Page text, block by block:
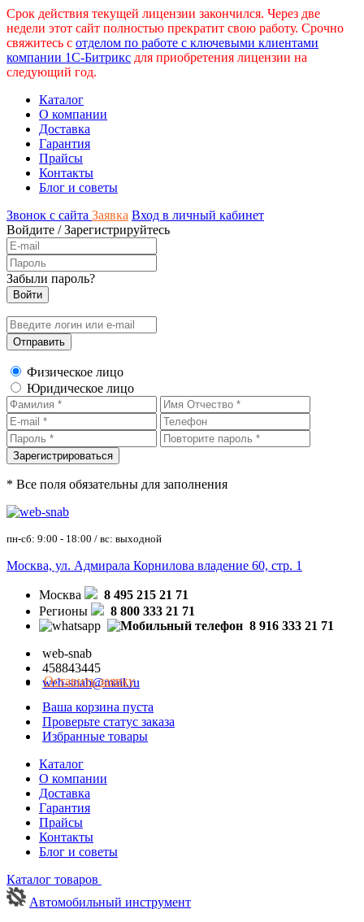
Срок действия текущей лицензии закончился. Через две
недели этот сайт полностью прекратит свою работу. Срочно
свяжитесь с отделом по работе с ключевыми клиентами
компании 1С-Битрикс для приобретения лицензии на
следующий год.
Каталог
О компании
Доставка
Гарантия
Прайсы
Контакты
Блог и советы
Звонок с сайта Заявка Вход в личный кабинет
Войдите /Зарегистрируйтесь
Забыли пароль?
Физическое лицо
Юридическое лицо
* Все поля обязательны для заполнения
пн-сб: 9:00 - 18:00 / вс: выходной
Москва, ул. Адмирала Корнилова владение 60, стр. 1
Москва
8 495 215 21 71
Регионы
8 800 333 21 71
8 916 333 21 71
web-snab
458843445
web-snab@mail.ru
Оставить заявку
Ваша корзина пуста
Проверьте статус заказа
Избранные товары
Каталог
О компании
Доставка
Гарантия
Прайсы
Контакты
Блог и советы
Каталог товаров
Автомобильный инструмент